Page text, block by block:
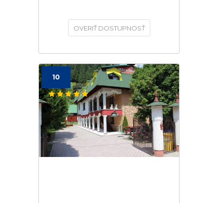
OVERIŤ DOSTUPNOSŤ
10